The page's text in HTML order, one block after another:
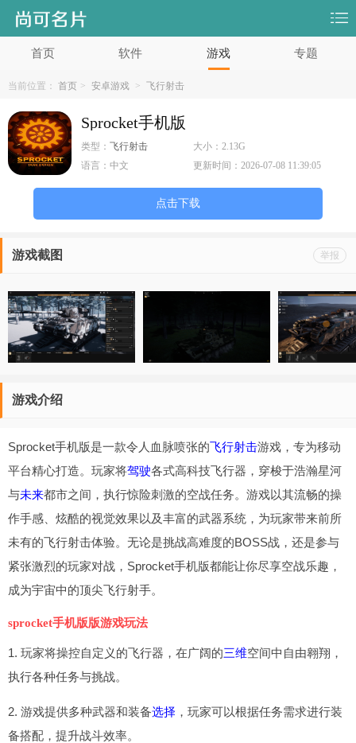
首页 软件 游戏 专题
当前位置： 首页 > 安卓游戏 > 飞行射击
Sprocket手机版
类型： 飞行射击 大小：2.13G
语言： 中文 更新时间：2026-07-08 11:39:05
点击下载
举报
游戏截图
游戏介绍
Sprocket手机版是一款令人血脉喷张的飞行射击游戏，专为移动
平台精心打造。玩家将驾驶各式高科技飞行器，穿梭于浩瀚星河
与未来都市之间，执行惊险刺激的空战任务。游戏以其流畅的操
作手感、炫酷的视觉效果以及丰富的武器系统，为玩家带来前所
未有的飞行射击体验。无论是挑战高难度的BOSS战，还是参与
紧张激烈的玩家对战，Sprocket手机版都能让你尽享空战乐趣，
成为宇宙中的顶尖飞行射手。
sprocket手机版版游戏玩法
1. 玩家将操控自定义的飞行器，在广阔的三维空间中自由翱翔，
执行各种任务与挑战。
2. 游戏提供多种武器和装备选择 ，玩家可以根据任务需求进行装
备搭配，提升战斗效率。